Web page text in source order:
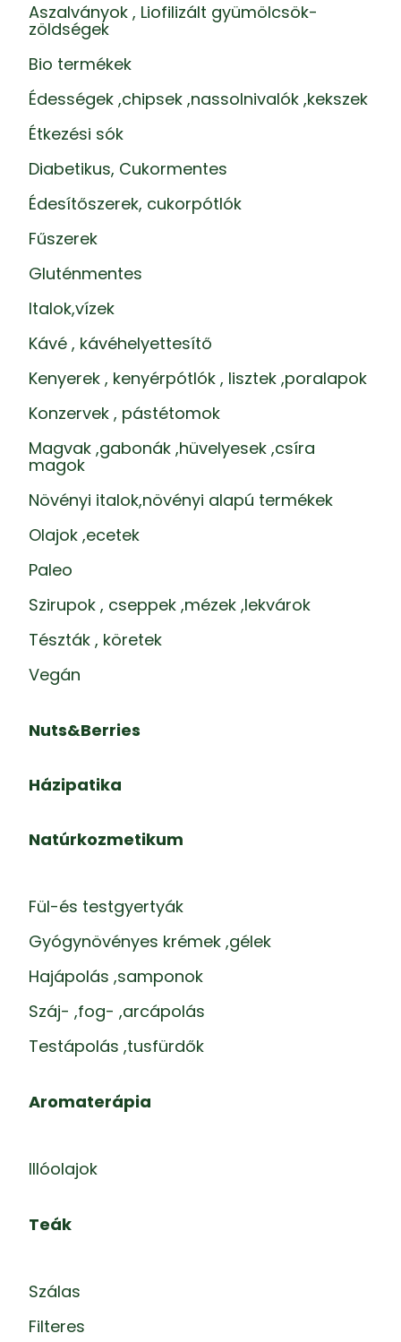
Aszalványok , Liofilizált gyümölcsök-
zöldségek
Bio termékek
Édességek ,chipsek ,nassolnivalók ,kekszek
Étkezési sók
Diabetikus, Cukormentes
Édesítőszerek, cukorpótlók
Fűszerek
Gluténmentes
Italok,vízek
Kávé , kávéhelyettesítő
Kenyerek , kenyérpótlók , lisztek ,poralapok
Konzervek , pástétomok
Magvak ,gabonák ,hüvelyesek ,csíra
magok
Növényi italok,növényi alapú termékek
Olajok ,ecetek
Paleo
Szirupok , cseppek ,mézek ,lekvárok
Tészták , köretek
Vegán
Nuts&Berries
Házipatika
Natúrkozmetikum
Fül-és testgyertyák
Gyógynövényes krémek ,gélek
Hajápolás ,samponok
Száj- ,fog- ,arcápolás
Testápolás ,tusfürdők
Aromaterápia
Illóolajok
Teák
Szálas
Filteres